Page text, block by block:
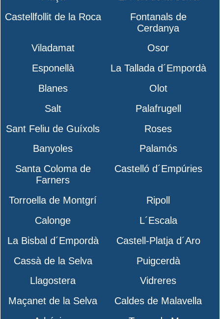
Castellfollit de la Roca
Fontanals de
Cerdanya
Viladamat
Osor
Esponellà
La Tallada d´Empordà
Blanes
Olot
Salt
Palafrugell
Sant Feliu de Guíxols
Roses
Banyoles
Palamós
Santa Coloma de
Farners
Castelló d´Empúries
Torroella de Montgrí
Ripoll
Calonge
L´Escala
La Bisbal d´Empordà
Castell-Platja d´Aro
Cassà de la Selva
Puigcerdà
Llagostera
Vidreres
Maçanet de la Selva
Caldes de Malavella